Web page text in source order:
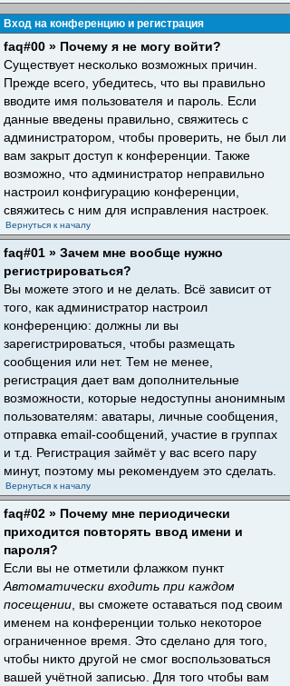
Вход на конференцию и регистрация
faq#00 » Почему я не могу войти?
Существует несколько возможных причин.
Прежде всего, убедитесь, что вы правильно
вводите имя пользователя и пароль. Если
данные введены правильно, свяжитесь с
администратором, чтобы проверить, не был ли
вам закрыт доступ к конференции. Также
возможно, что администратор неправильно
настроил конфигурацию конференции,
свяжитесь с ним для исправления настроек.
Вернуться к началу
faq#01 » Зачем мне вообще нужно
регистрироваться?
Вы можете этого и не делать. Всё зависит от
того, как администратор настроил
конференцию: должны ли вы
зарегистрироваться, чтобы размещать
сообщения или нет. Тем не менее,
регистрация дает вам дополнительные
возможности, которые недоступны анонимным
пользователям: аватары, личные сообщения,
отправка email-сообщений, участие в группах
и т.д. Регистрация займёт у вас всего пару
минут, поэтому мы рекомендуем это сделать.
Вернуться к началу
faq#02 » Почему мне периодически
приходится повторять ввод имени и
пароля?
Если вы не отметили флажком пункт
Автоматически входить при каждом
посещении , вы сможете оставаться под своим
именем на конференции только некоторое
ограниченное время. Это сделано для того,
чтобы никто другой не смог воспользоваться
вашей учётной записью. Для того чтобы вам